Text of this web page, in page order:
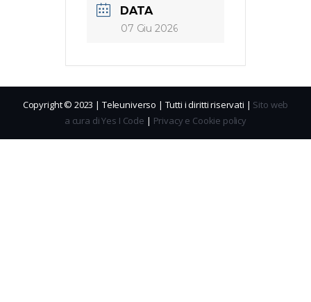
DATA
07 Giu 2026
Copyright © 2023 | Teleuniverso | Tutti i diritti riservati | Sito web
a cura di Yes I Code | Privacy e Cookie policy